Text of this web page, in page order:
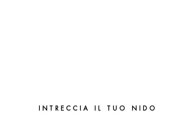
INTRECCIA IL TUO NIDO